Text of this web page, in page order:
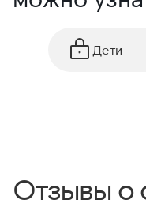
Дети
Отзывы о